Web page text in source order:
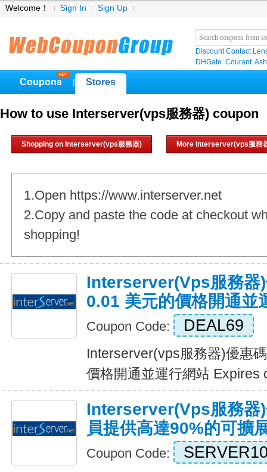
Welcome！ Sign In Sign Up
Discount Contact
DHGate Courant
Coupons Stores
How to use Interserver(vps服務器) coupon
Shopping on Interserver(vps服務器) More Interserver(vps服務
1.Open https://www.interserver.net
2.Copy and paste the code at checkout
shopping!
Interserver(vps服務器
0.01 美元的價格開通並
Coupon Code: DEAL69
Interserver(vps服務器)優惠
價格開通並運行網站 Expires
Interserver(vps服務器
員提供高達90%的可擴
Coupon Code: